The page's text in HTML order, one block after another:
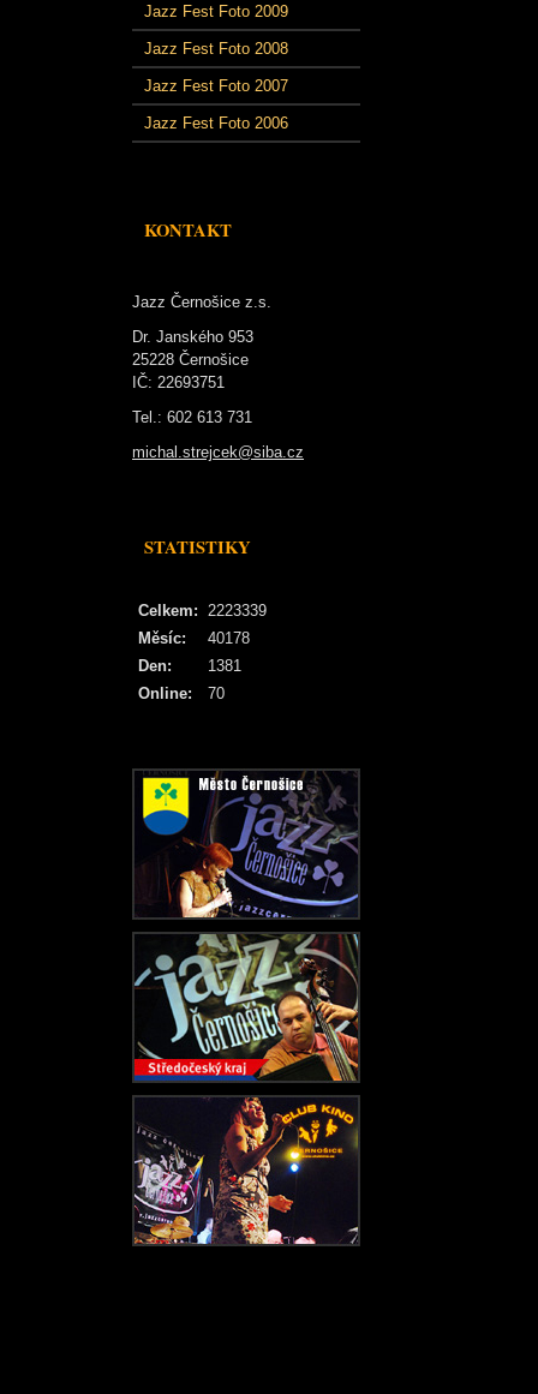
Jazz Fest Foto 2009
Jazz Fest Foto 2008
Jazz Fest Foto 2007
Jazz Fest Foto 2006
KONTAKT
Jazz Černošice z.s.
Dr. Janského 953
25228 Černošice
IČ: 22693751
Tel.: 602 613 731
michal.strejcek@siba.cz
STATISTIKY
Online: 70
Celkem: 2223339
Měsíc:
40178
Den:
1381